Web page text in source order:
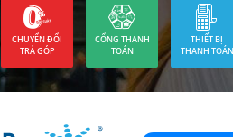
CHUYỂN ĐỔI
TRẢ GÓP
CỔNG THANH
TOÁN
THIẾT BỊ
THANH TOÁN